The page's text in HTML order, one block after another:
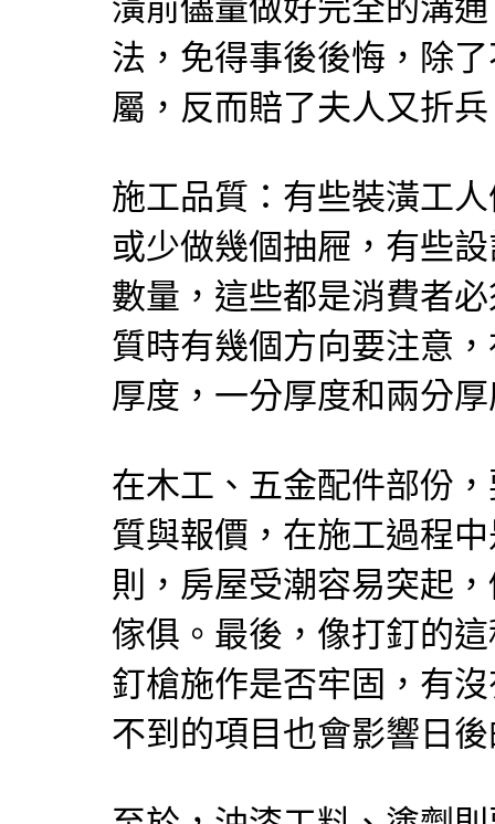
潢前儘量做好完全的溝
法，免得事後後悔，除
屬，反而賠了夫人又折
施工品質：有些裝潢工
或少做幾個抽屜，有些
數量，這些都是消費者
質時有幾個方向要注意
厚度，一分厚度和兩分
在木工、五金配件部份
質與報價，在施工過程
則，房屋受潮容易突起
傢俱。最後，像打釘的
釘槍施作是否牢固，有
不到的項目也會影響日